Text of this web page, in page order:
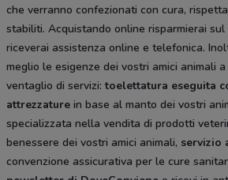
che verranno confezionati con cura,
stabiliti. Acquistando online risparmierai
riceverai assistenza online e telefonica.
meglio le esigenze dei vostri amici animali
ventaglio di servizi:toelettatura eseguita
attrezzature in base al manto dei vostri
specializzata nella vendita di prodotti
benessere dei vostri amici animali, servizio
convenzione assicurativa per le cure